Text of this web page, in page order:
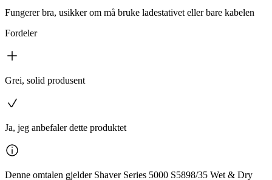
Fungerer bra, usikker om må bruke ladestativet eller bare kabelen
Fordeler
Grei, solid produsent
Ja, jeg anbefaler dette produktet
Denne omtalen gjelder Shaver Series 5000 S5898/35 Wet & Dry